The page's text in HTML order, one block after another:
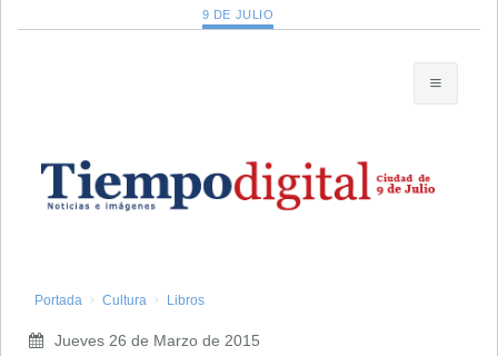
9 DE JULIO
Portada Cultura Libros
Jueves 26 de Marzo de 2015